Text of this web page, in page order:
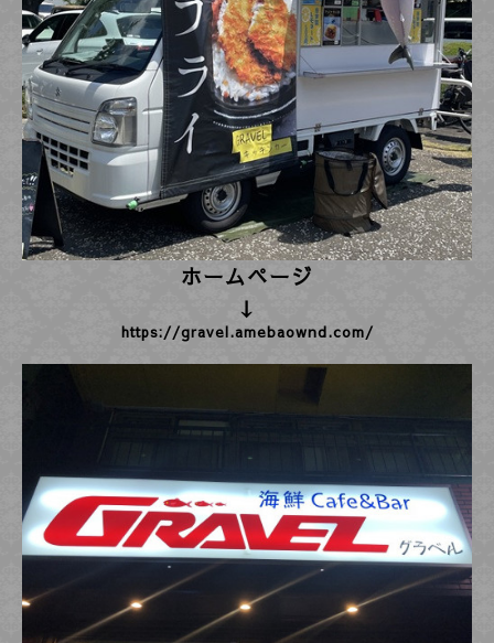
ホームページ
↓
https://gravel.amebaownd.com/